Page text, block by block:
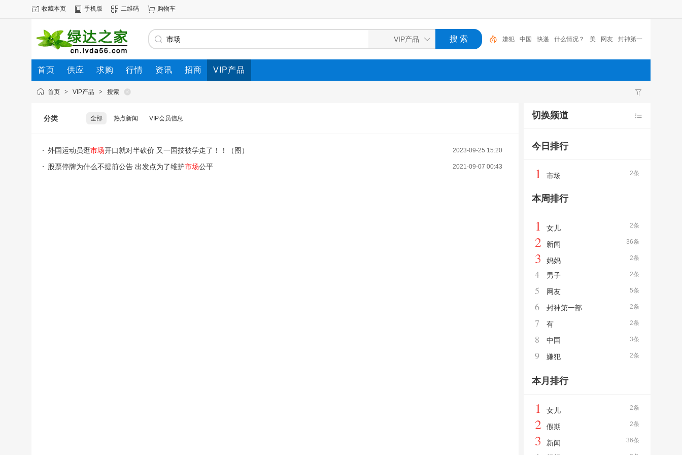
收藏本页 手机版 二维码 购物车
嫌犯 中国 快递 什么情况？ 美 网友 封神第一
部 新闻 女儿 封神
首页 供应 求购 行情 资讯 招商 VIP产品
首页 > VIP产品 > 搜索
分类 全部 热点新闻 VIP会员信息
2023-09-25 15:20
外国运动员逛市场开口就对半砍价 又一国技被学走了！！（图）
2021-09-07 00:43
股票停牌为什么不提前公告 出发点为了维护市场公平
切换频道
今日排行
2条
1 市场
本周排行
2条
1 女儿
36条
2 新闻
2条
3 妈妈
2条
4 男子
5条
5 网友
2条
6 封神第一部
2条
7 有
3条
8 中国
2条
9 嫌犯
本月排行
2条
1 女儿
2条
2 假期
36条
3 新闻